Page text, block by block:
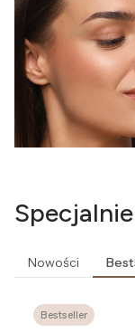
Nowości
Bestseller